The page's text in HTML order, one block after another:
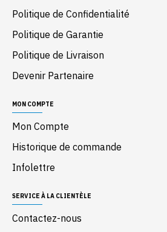
Politique de Confidentialité
Politique de Garantie
Politique de Livraison
Devenir Partenaire
MON COMPTE
Mon Compte
Historique de commande
Infolettre
SERVICE À LA CLIENTÈLE
Contactez-nous